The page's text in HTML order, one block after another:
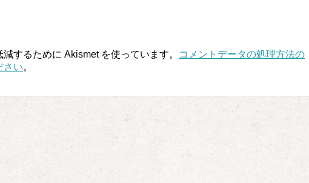
するために Akismet を使っています。
コメントデータの処理方法の
さい。